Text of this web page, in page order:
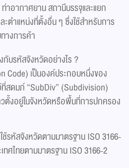
ท่าอากาศยาน สถานีบรรจุและแยก
ตำแหน่งที่ตั้งอื่น ๆ ซึ่งใช้สำหรับการ
างการค้า
กับรหัสจังหวัดอย่างไร ?
Code) เป็นองค์ประกอบหนึ่งของ
ที่สดมภ์ “SubDiv” (Subdivision)
ตั้งอยู่ในจังหวัดหรือพื้นที่การปกครอง
ช้รหัสจังหวัดตามมาตรฐาน ISO 3166-
ทศไทยตามมาตรฐาน ISO 3166-2